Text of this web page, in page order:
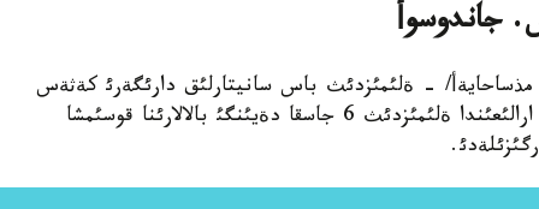
جاندوسوأ
مذساحايةأ/ - ةلئمئزدئث باس سانيتارلئق دارئگةرئ كةثةس
وسپانوأتئث قاؤلئسئمةن مامئردئث 3-7 ارالئعئندا ةلئمئزدئث 6 جاسقا دةيئنگئ بالالارئنا قوسئمشا